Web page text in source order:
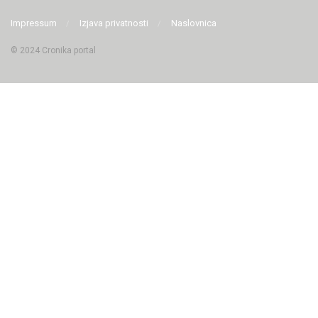
Impressum Izjava privatnosti Naslovnica
© 2024 Cronika portal